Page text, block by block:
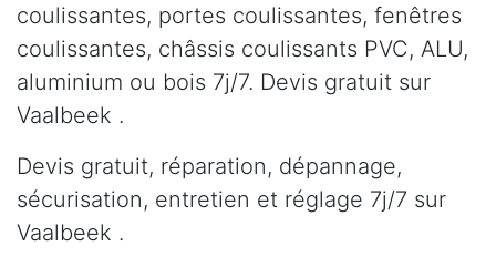
coulissantes, portes coulissantes, fenêtres
coulissantes, châssis coulissants PVC, ALU,
aluminium ou bois 7j/7. Devis gratuit sur
Vaalbeek .
Devis gratuit, réparation, dépannage,
sécurisation, entretien et réglage 7j/7 sur
Vaalbeek .